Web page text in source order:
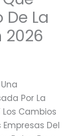
La
2026
Por La
Cambios
Del